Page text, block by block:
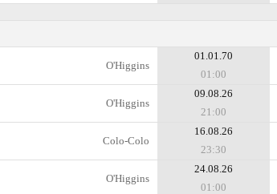
O'Higgins
01.01.70
01:00
O'Higgins
09.08.26
21:00
Colo-Colo
16.08.26
23:30
O'Higgins
24.08.26
01:00